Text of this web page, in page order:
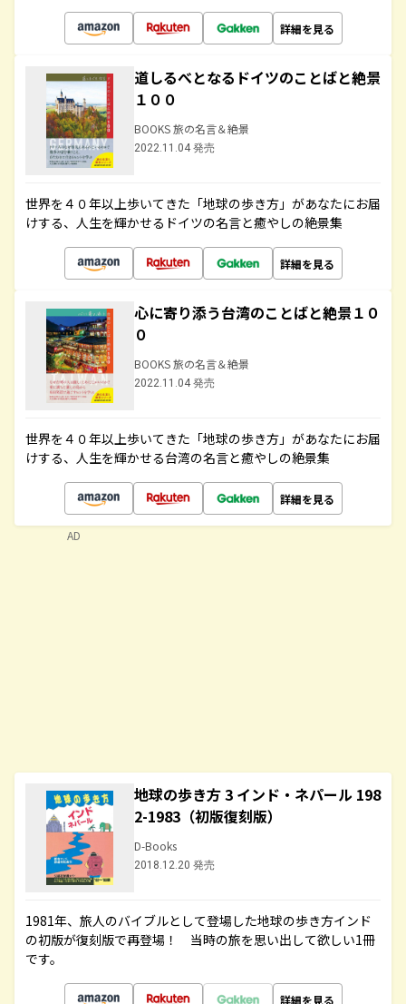
詳細を見る
道しるべとなるドイツのことばと絶景
１００
BOOKS 旅の名言＆絶景
2022.11.04 発売
世界を４０年以上歩いてきた「地球の歩き方」があなたにお届
けする、人生を輝かせるドイツの名言と癒やしの絶景集
詳細を見る
心に寄り添う台湾のことばと絶景１０
０
BOOKS 旅の名言＆絶景
2022.11.04 発売
世界を４０年以上歩いてきた「地球の歩き方」があなたにお届
けする、人生を輝かせる台湾の名言と癒やしの絶景集
詳細を見る
地球の歩き方 3 インド・ネパール 198
2-1983（初版復刻版）
D-Books
2018.12.20 発売
1981年、旅人のバイブルとして登場した地球の歩き方インド
の初版が復刻版で再登場！ 当時の旅を思い出して欲しい1冊
です。
詳細を見る
AD